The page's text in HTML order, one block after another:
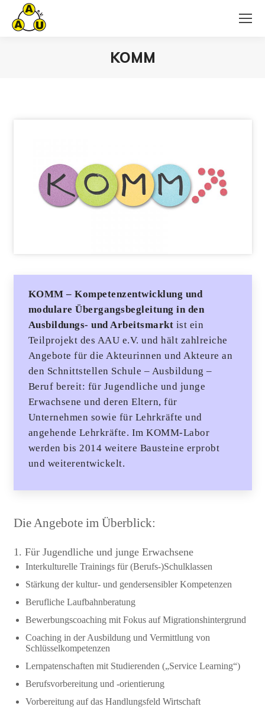
KOMM
KOMM – Kompetenzentwicklung und
modulare Übergangsbegleitung in den
Ausbildungs- und Arbeitsmarkt ist ein
Teilprojekt des AAU e.V. und hält zahlreiche
Angebote für die Akteurinnen und Akteure an
den Schnittstellen Schule – Ausbildung –
Beruf bereit: für Jugendliche und junge
Erwachsene und deren Eltern, für
Unternehmen sowie für Lehrkräfte und
angehende Lehrkräfte. Im KOMM-Labor
werden bis 2014 weitere Bausteine erprobt
und weiterentwickelt.
Die Angebote im Überblick:
1. Für Jugendliche und junge Erwachsene
Interkulturelle Trainings für (Berufs-)Schulklassen
Stärkung der kultur- und gendersensibler Kompetenzen
Berufliche Laufbahnberatung
Bewerbungscoaching mit Fokus auf Migrationshintergrund
Coaching in der Ausbildung und Vermittlung von
Schlüsselkompetenzen
Lernpatenschaften mit Studierenden („Service Learning“)
Berufsvorbereitung und -orientierung
Vorbereitung auf das Handlungsfeld Wirtschaft